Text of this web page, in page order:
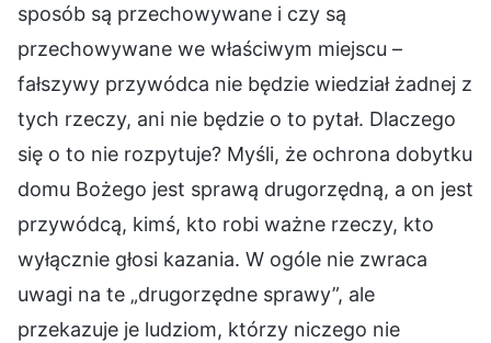
sposób są przechowywane i czy są
przechowywane we właściwym miejscu –
fałszywy przywódca nie będzie wiedział żadnej z
tych rzeczy, ani nie będzie o to pytał. Dlaczego
się o to nie rozpytuje? Myśli, że ochrona dobytku
domu Bożego jest sprawą drugorzędną, a on jest
przywódcą, kimś, kto robi ważne rzeczy, kto
wyłącznie głosi kazania. W ogóle nie zwraca
uwagi na te „drugorzędne sprawy”, ale
przekazuje je ludziom, którzy niczego nie